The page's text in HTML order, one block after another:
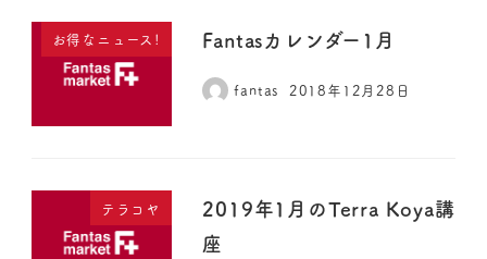
お得なニュース! Fantasカレンダー1月
fantas 2018年12月28日
テラコヤ
2019年1月のTerra Koya講
座